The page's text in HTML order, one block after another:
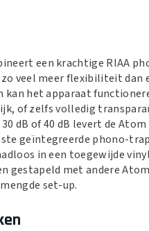
een krachtige RIAA
veel meer flexibiliteit dan
kan het apparaat
of zelfs volledig
dB of 40 dB levert de
geïntegreerde phono-
in een toegewijde
gestapeld met andere
set-up.